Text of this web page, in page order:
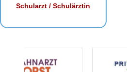
Schularzt / Schulärztin